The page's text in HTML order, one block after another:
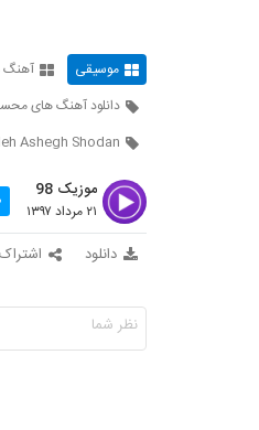
موسیقی آهنگ
دانلود آهنگ های
Ashegh Shodan
موزیک 98
۲۱ مرداد ۱۳۹۷
دانلود اشتراک